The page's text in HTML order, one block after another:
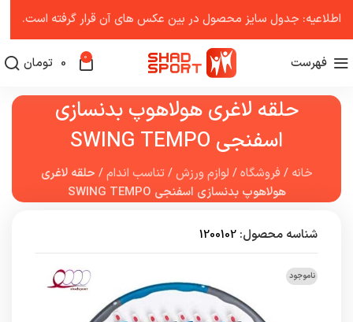
فهرست 0
0 تومان
حلقه لاغری هولاهوپ بدنسازی
اسفنجی SWING TEMPO
خانه /فروشگاه/ لوازم ورزش/ تناسب اندام/ حلقه لاغری
هولاهوپ بدنسازی اسفنجی SWING TEMPO
شناسه محصول: 1200102
ناموجود
اطلاعیه: جدول سایز محصول در بین عکس ‌های آن قرار گرفته است.